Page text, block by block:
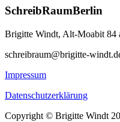
SchreibRaumBerlin
Brigitte Windt, Alt-Moabit 84
schreibraum@brigitte-
Impressum
Datenschutzerklärung
Copyright © Brigitte Windt